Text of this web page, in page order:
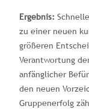
Ergebnis:
zu einer neuen
größeren
Verantwortung
anfänglicher
den neuen
Gruppenerfolg